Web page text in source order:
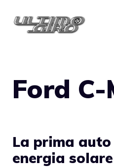
Ford
La prima
energia solare